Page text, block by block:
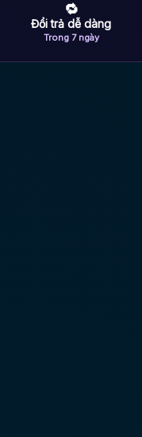
🔁
Đổi trả dễ dàng
Trong 7 ngày